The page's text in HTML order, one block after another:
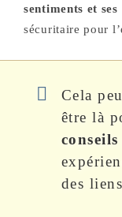
sentiments et ses
sécuritaire pour
Cela
être là
des